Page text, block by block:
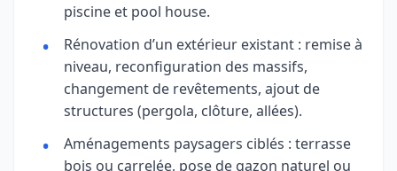
piscine et pool house.
Rénovation d’un extérieur existant : remise à
niveau, reconfiguration des massifs,
changement de revêtements, ajout de
structures (pergola, clôture, allées).
Aménagements paysagers ciblés : terrasse
bois ou carrelée, pose de gazon naturel ou